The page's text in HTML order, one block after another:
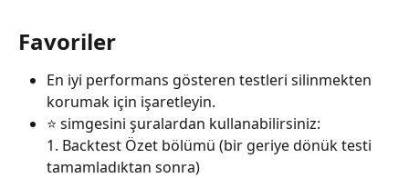
Favoriler
En iyi performans gösteren testleri silinmekten
korumak için işaretleyin.
⭐ simgesini şuralardan kullanabilirsiniz:
1. Backtest Özet bölümü (bir geriye dönük testi
tamamladıktan sonra)